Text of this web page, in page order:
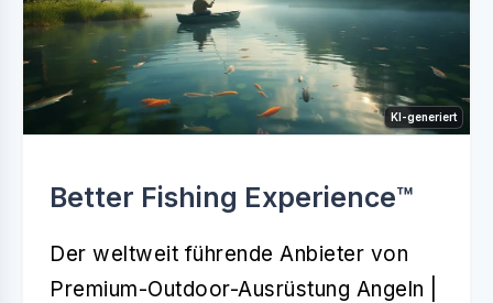
KI-generiert
Better Fishing Experience™️
Der weltweit führende Anbieter von
Premium-Outdoor-Ausrüstung Angeln |